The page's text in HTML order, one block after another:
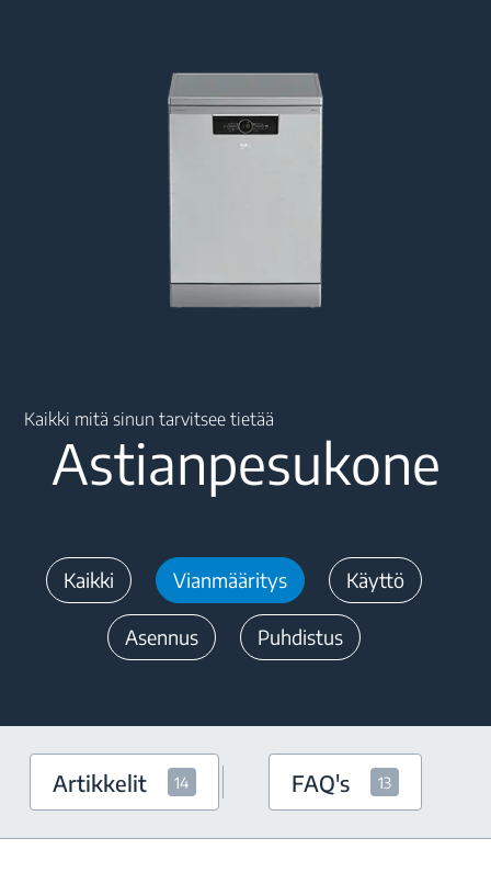
Kaikki mitä sinun tarvitsee tietää
Astianpesukone
Kaikki Vianmääritys Käyttö
Asennus Puhdistus
Artikkelit 14 FAQ's 13